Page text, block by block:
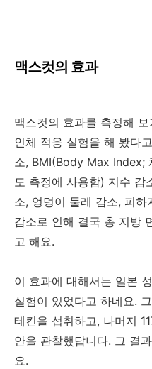
맥스컷의 효과
맥스컷의 효과를 측정해
인체 적응 실험을 해 봤다
소, BMI(Body Max Index;
도 측정에 사용함) 지수 감
소, 엉덩이 둘레 감소, 피
감소로 인해 결국 총 지방
고 해요.
이 효과에 대해서는 일본
실험이 있었다고 하네요.
테킨을 섭취하고, 나머지
안을 관찰했답니다. 그 결
요.